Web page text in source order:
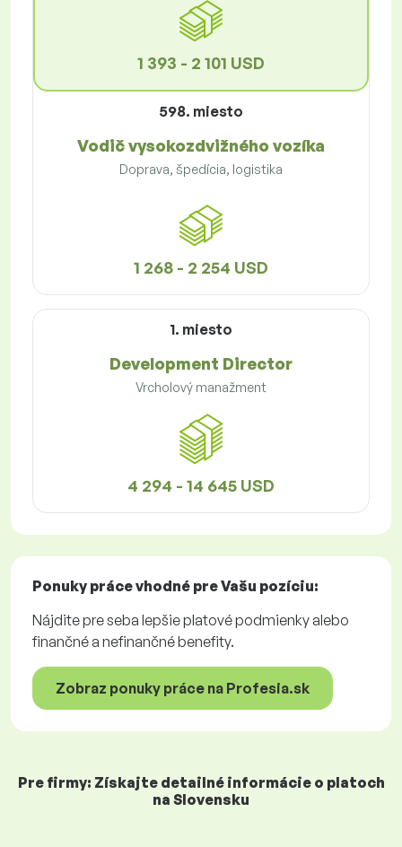
1 393 - 2 101 USD
598. miesto
Vodič vysokozdvižného vozíka
Doprava, špedícia, logistika
1 268 - 2 254 USD
1. miesto
Development Director
Vrcholový manažment
4 294 - 14 645 USD
Ponuky prácevhodné pre Vašu pozíciu:
Nájdite pre seba lepšie platové podmienky alebo
finančné a nefinančné benefity.
Zobraz ponuky práce na Profesia.sk
Pre firmy: Získajte detailné informácie o platoch
na Slovensku